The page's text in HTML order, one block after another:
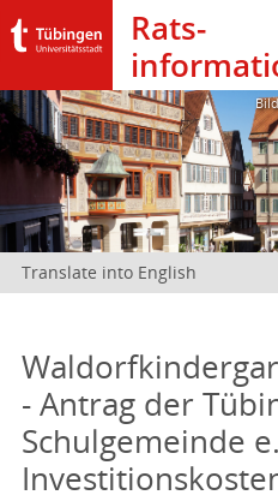
Rats­
Translate into English
- Antrag der
Schulgemeinde